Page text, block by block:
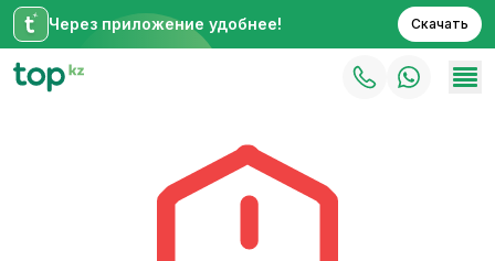
Через приложение удобнее! Скачать